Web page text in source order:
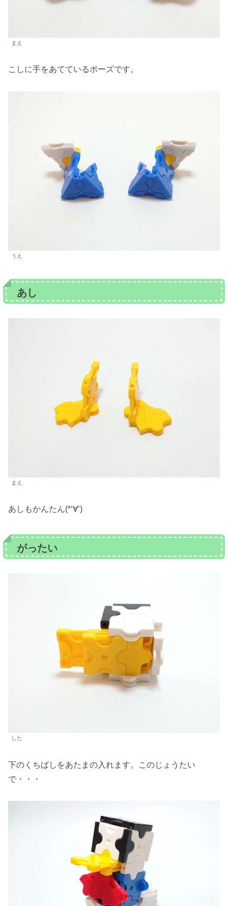
まえ
こしに手をあてているポーズです。
うえ
あし
まえ
あしもかんたん(*‘∀‘)
がったい
した
下のくちばしをあたまの入れます。このじょうたい
で・・・